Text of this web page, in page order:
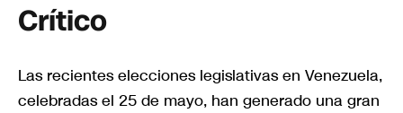
Crítico
Las recientes elecciones legislativas en Venezuela,
celebradas el 25 de mayo, han generado una gran